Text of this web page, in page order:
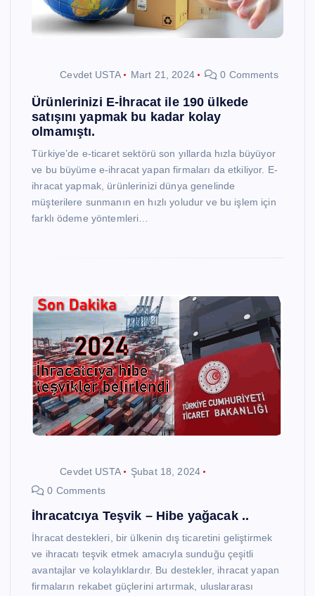
Cevdet USTA Mart 21, 2024 0 Comments
Ürünlerinizi E-İhracat ile 190 ülkede
satışını yapmak bu kadar kolay
olmamıştı.
Türkiye’de e-ticaret sektörü son yıllarda hızla büyüyor
ve bu büyüme e-ihracat yapan firmaları da etkiliyor. E-
ihracat yapmak, ürünlerinizi dünya genelinde
müşterilere sunmanın en hızlı yoludur ve bu işlem için
farklı ödeme yöntemleri…
Cevdet USTA
Şubat 18, 2024
0 Comments
İhracatcıya Teşvik – Hibe yağacak ..
İhracat destekleri, bir ülkenin dış ticaretini geliştirmek
ve ihracatı teşvik etmek amacıyla sunduğu çeşitli
avantajlar ve kolaylıklardır. Bu destekler, ihracat yapan
firmaların rekabet güçlerini artırmak, uluslararası